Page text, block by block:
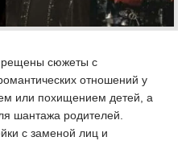
сюжеты с
отношений у
или похищением детей, а
шантажа родителей.
с заменой лиц и